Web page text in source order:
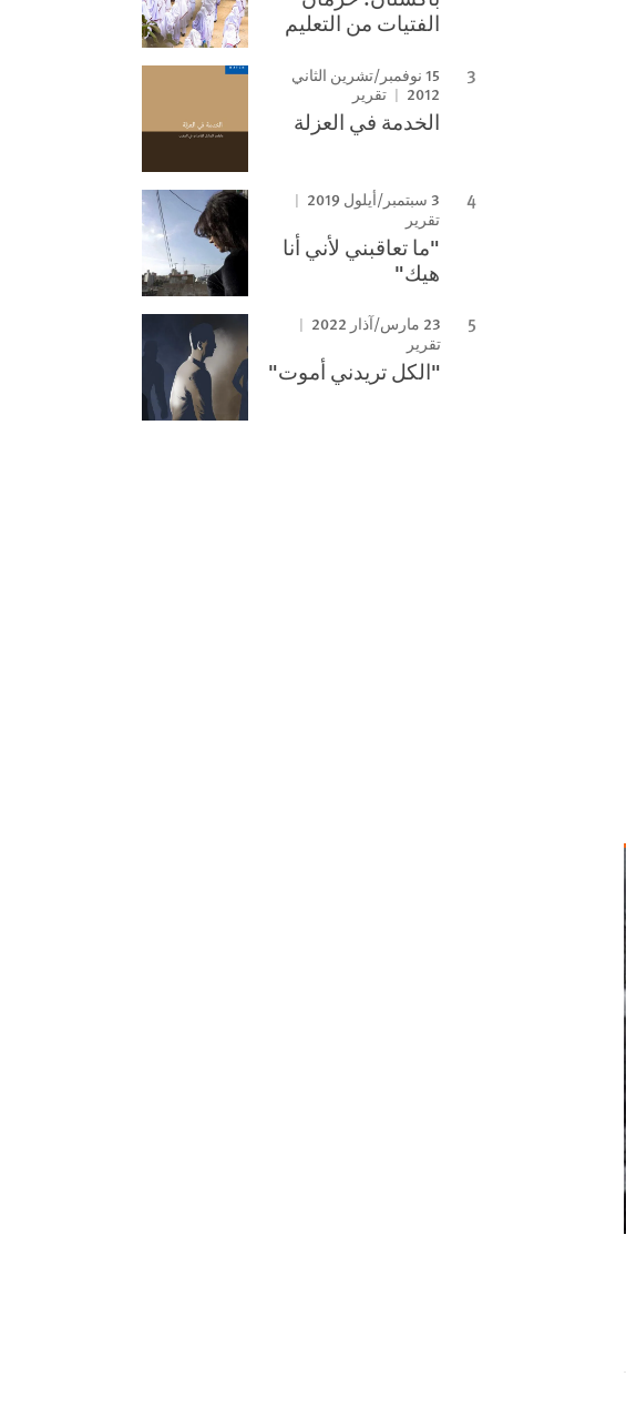
الفتيات من التعليم
15 نوفمبر/تشرين الثاني
2012
تقرير
الخدمة في العزلة
3 سبتمبر/أيلول 2019
تقرير
"ما تعاقبني لأني أنا
هيك"
23 مارس/آذار 2022
تقرير
"الكل تريدني أموت"